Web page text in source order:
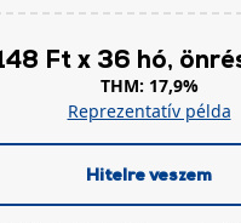
Ft x 36 hó,
THM: 17,9%
Reprezentatív példa
Hitelre veszem